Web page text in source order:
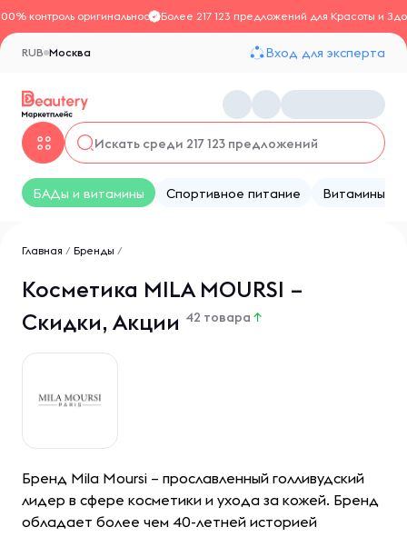
контроль оригинальностиБолее 217 123 предложений для Красоты и
Москва
RUB Вход для эксперта
БАДы и витамины Спортивное питание Витамины
Главная / Бренды /
Косметика MILA MOURSI –
Скидки, Акции 42 товара ↑
Бренд Mila Moursi – прославленный голливудский
лидер в сфере косметики и ухода за кожей. Бренд
обладает более чем 40-летней историей